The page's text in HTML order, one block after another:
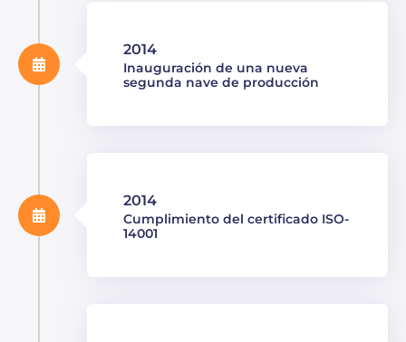
2014
Inauguración de una nueva
segunda nave de producción
2014
Cumplimiento del certificado ISO-
14001